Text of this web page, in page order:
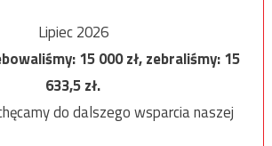
Lipiec 2026
15 000zł, zebraliśmy:15
633,5zł.
do dalszego wsparcia naszej